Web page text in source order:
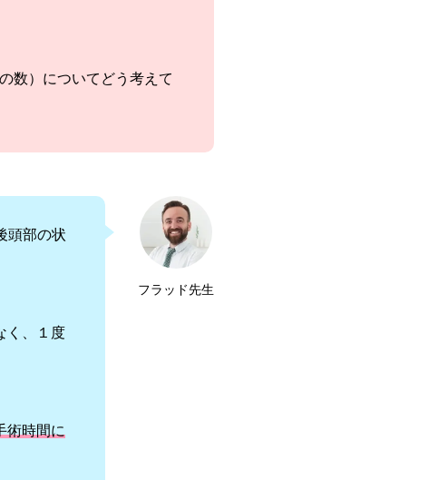
数）についてどう考えて
フラッド先生
頭部の状
く、１度
術時間に